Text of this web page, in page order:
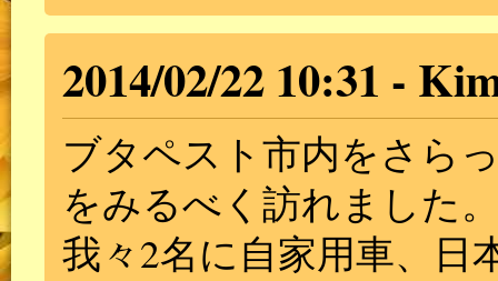
2014/02/22 10:31
ブタペスト市内をさら
をみるべく訪れました
我々2名に自家用車、日